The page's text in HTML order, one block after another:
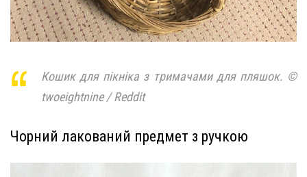
Кошик для пікніка з тримачами для пляшок. ©
twoeightnine / Reddit
Чорний лакований предмет з ручкою